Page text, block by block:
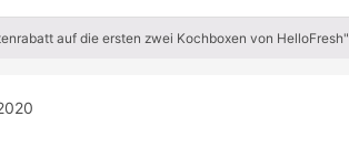
auf die ersten zwei Kochboxen von HelloFresh"